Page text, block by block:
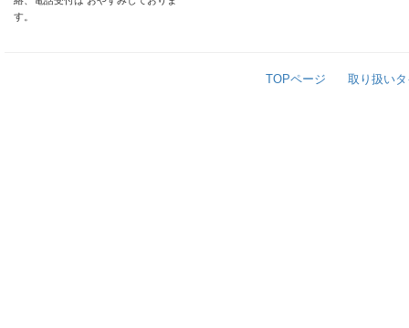
す。
TOPページ 取り扱い